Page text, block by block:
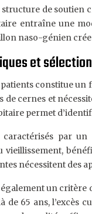
de soutien
entraîne une
naso-génien
et
constitue
de cernes et
permet
par un
vieillissement,
nécessitent des
également un
de 65 ans, l’excès